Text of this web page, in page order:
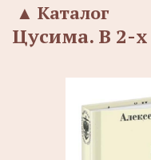
Каталог
▲
Цусима. В 2-